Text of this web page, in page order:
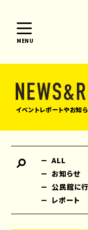
MENU
イベントレポートやお知
ALL
お知らせ
公民館に
レポート